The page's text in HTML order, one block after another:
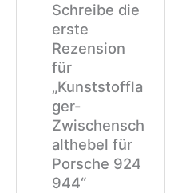
Schreibe die
erste
Rezension
für
„Kunststoffla
ger-
Zwischensch
althebel für
Porsche 924
944“